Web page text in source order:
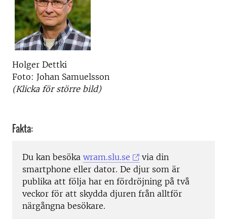
Holger Dettki
Foto: Johan Samuelsson
(Klicka för större bild)
Fakta:
Du kan besöka wram.slu.se
via din
smartphone eller dator. De djur som är
publika att följa har en fördröjning på två
veckor för att skydda djuren från alltför
närgångna besökare.